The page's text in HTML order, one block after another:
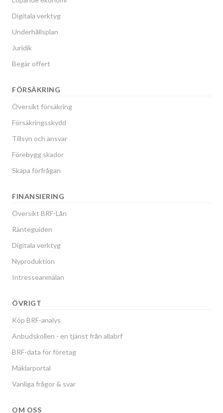
Digitala verktyg
Underhållsplan
Juridik
Begär offert
FÖRSÄKRING
Översikt försäkring
Försäkringsskydd
Tillsyn och ansvar
Förebygg skador
Skapa förfrågan
FINANSIERING
Översikt BRF-Lån
Ränteguiden
Digitala verktyg
Nyproduktion
Intresseanmälan
ÖVRIGT
Köp BRF-analys
Anbudskollen - en tjänst från allabrf
BRF-data för företag
Mäklarportal
Vanliga frågor & svar
OM OSS